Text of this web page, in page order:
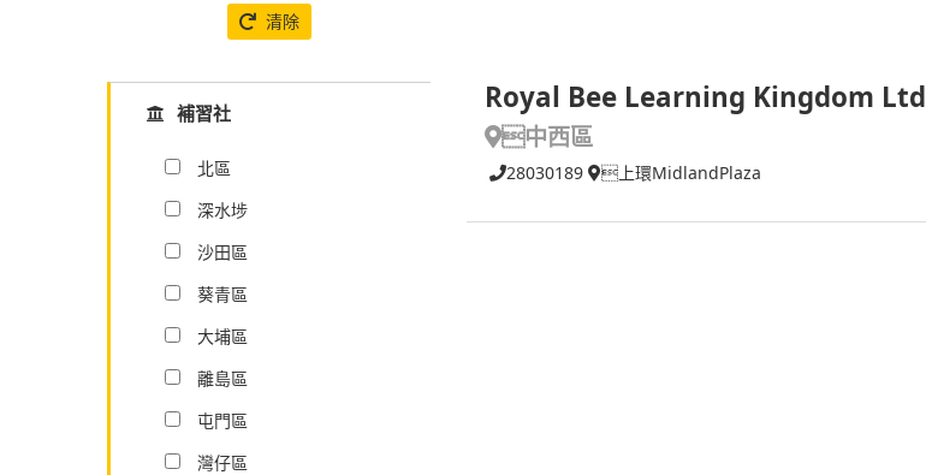
Royal Bee Learning Kingdom Ltd
中西區
28030189 上環MidlandPlaza
清除
補習社
北區
深水埗
沙田區
葵青區
大埔區
離島區
屯門區
灣仔區